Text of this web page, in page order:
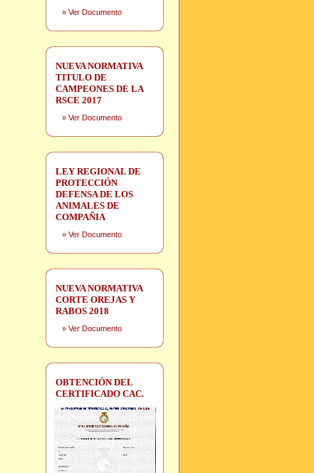
» Ver Documento
NUEVA NORMATIVA
TITULO DE
CAMPEONES DE LA
RSCE 2017
» Ver Documento
LEY REGIONAL DE
PROTECCIÓN
DEFENSA DE LOS
ANIMALES DE
COMPAÑIA
» Ver Documento
NUEVA NORMATIVA
CORTE OREJAS Y
RABOS 2018
» Ver Documento
OBTENCIÓN DEL
CERTIFICADO CAC.